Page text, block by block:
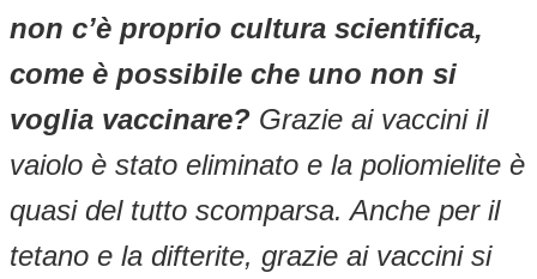
non c’è proprio cultura scientifica,
come è possibile che uno non si
voglia vaccinare? Grazie ai vaccini il
vaiolo è stato eliminato e la poliomielite è
quasi del tutto scomparsa. Anche per il
tetano e la difterite, grazie ai vaccini si